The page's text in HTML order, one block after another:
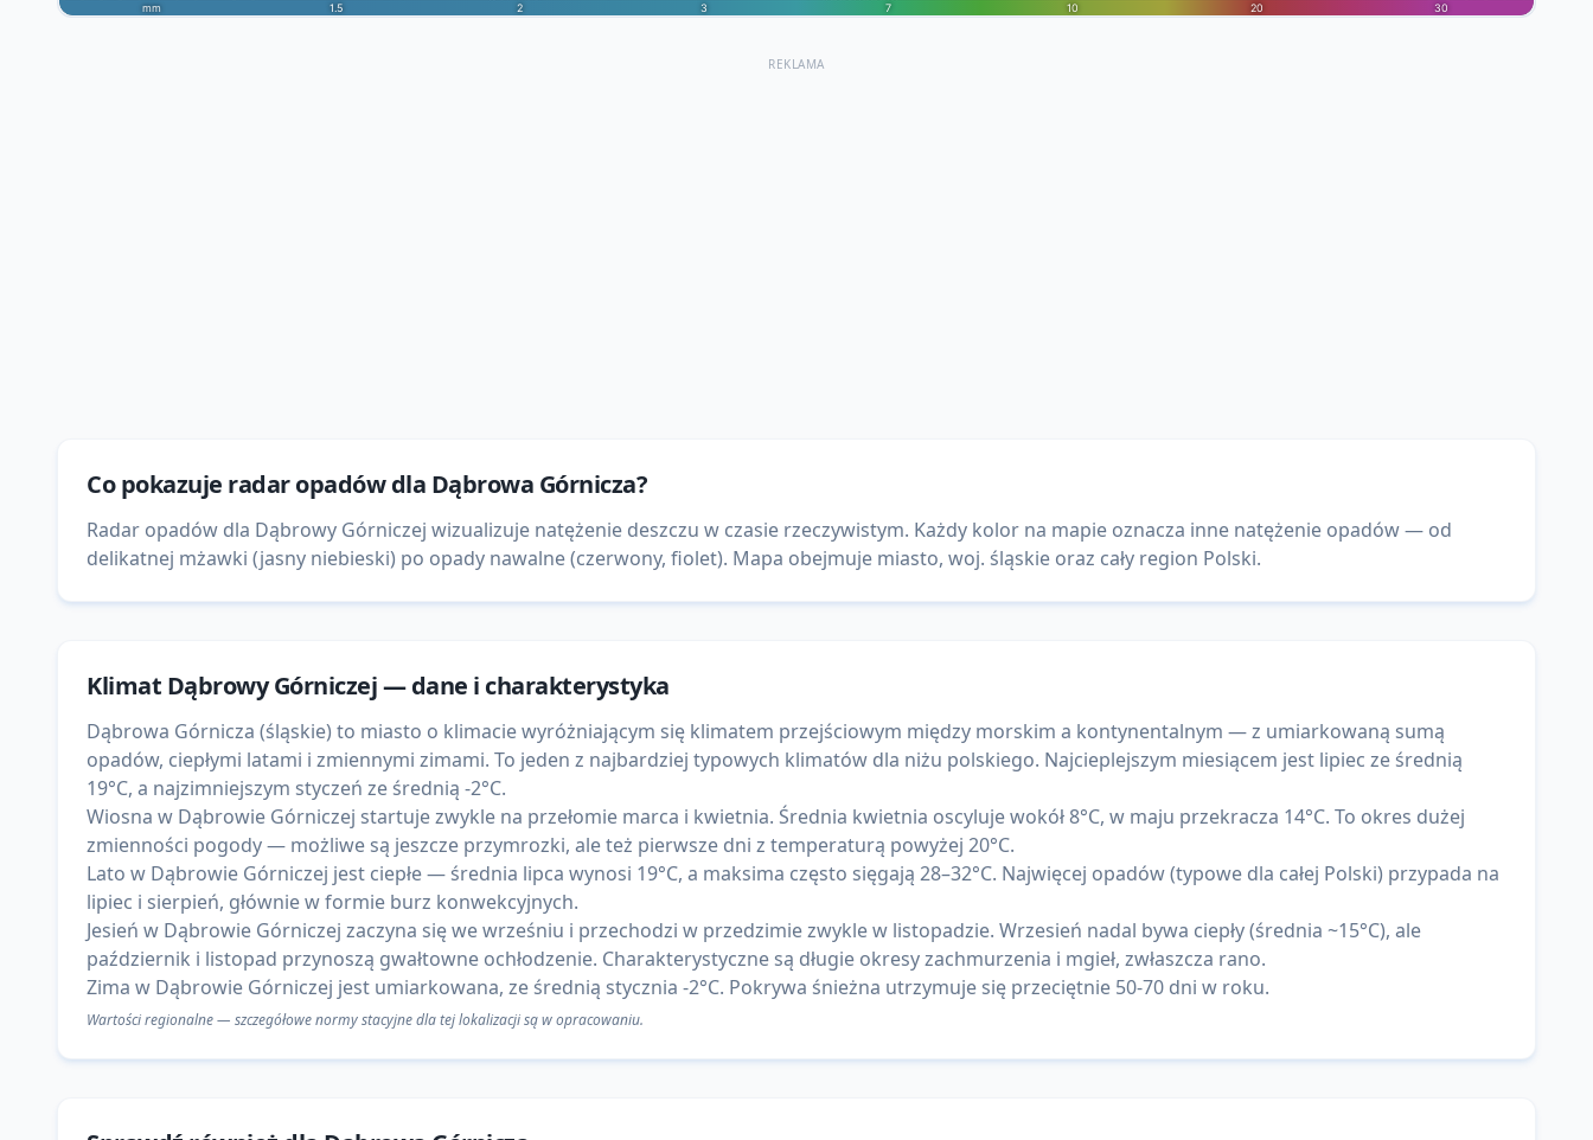
REKLAMA
Co pokazuje radar opadówdla Dąbrowa Górnicza?
Radar opadów dla Dąbrowy Górniczej wizualizuje natężenie deszczu w czasie rzeczywistym. Każdy kolor na mapie oznacza inne natężenie opadów — od
delikatnej mżawki (jasny niebieski) po opady nawalne (czerwony, fiolet). Mapa obejmuje miasto, woj. śląskie oraz cały region Polski.
Klimat Dąbrowy Górniczej— dane i charakterystyka
Dąbrowa Górnicza (śląskie) to miasto o klimacie wyróżniającym się klimatem przejściowym między morskim a kontynentalnym — z umiarkowaną sumą
opadów, ciepłymi latami i zmiennymi zimami. To jeden z najbardziej typowych klimatów dla niżu polskiego. Najcieplejszym miesiącem jest lipiec ze średnią
19°C, a najzimniejszym styczeń ze średnią -2°C.
Wiosna w Dąbrowie Górniczej startuje zwykle na przełomie marca i kwietnia. Średnia kwietnia oscyluje wokół 8°C, w maju przekracza 14°C. To okres dużej
zmienności pogody — możliwe są jeszcze przymrozki, ale też pierwsze dni z temperaturą powyżej 20°C.
Lato w Dąbrowie Górniczej jest ciepłe — średnia lipca wynosi 19°C, a maksima często sięgają 28–32°C. Najwięcej opadów (typowe dla całej Polski) przypada na
lipiec i sierpień, głównie w formie burz konwekcyjnych.
Jesień w Dąbrowie Górniczej zaczyna się we wrześniu i przechodzi w przedzimie zwykle w listopadzie. Wrzesień nadal bywa ciepły (średnia ~15°C), ale
październik i listopad przynoszą gwałtowne ochłodzenie. Charakterystyczne są długie okresy zachmurzenia i mgieł, zwłaszcza rano.
Zima w Dąbrowie Górniczej jest umiarkowana, ze średnią stycznia -2°C. Pokrywa śnieżna utrzymuje się przeciętnie 50-70 dni w roku.
Wartości regionalne — szczegółowe normy stacyjne dla tej lokalizacji są w opracowaniu.